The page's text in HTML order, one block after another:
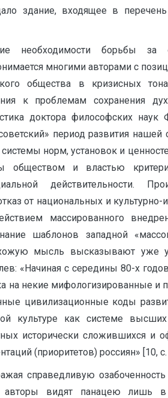
здание, входящее в
необходимости борьбы за
многими авторами с
общества в кризисных
к проблемам сохранения
доктора философских
период развития нашей
норм, установок и
обществом и властью
действительности.
от национальных и культурно-
массированного
шаблонов западной
мысль высказывают уже
«Начиная с середины 80-х
на некие мифологизированные и
цивилизационные коды
культуре как системе
исторически сложившихся и
(приоритетов) россиян» [10, c.
справедливую озабоченность
авторы видят панацею лишь в